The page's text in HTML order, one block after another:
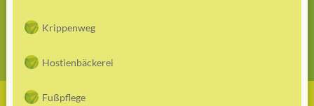
Krippenweg
Hostienbäckerei
Fußpflege